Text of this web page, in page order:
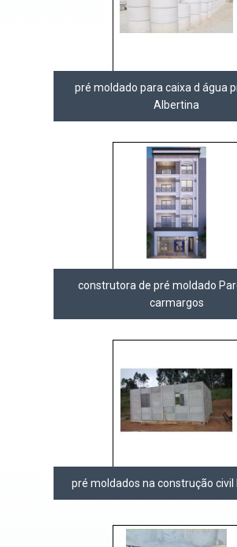
pré moldado para caixa d água
Albertina
construtora de pré moldado
carmargos
pré moldados na construção civil